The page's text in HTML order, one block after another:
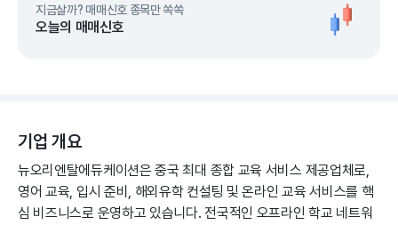
지금살까? 매매신호 종목만 쏙쏙
오늘의 매매신호
기업 개요
뉴오리엔탈에듀케이션은 중국 최대 종합 교육 서비스 제공업체로,
영어 교육, 입시 준비, 해외유학 컨설팅 및 온라인 교육 서비스를 핵
심 비즈니스로 운영하고 있습니다. 전국적인 오프라인 학교 네트워